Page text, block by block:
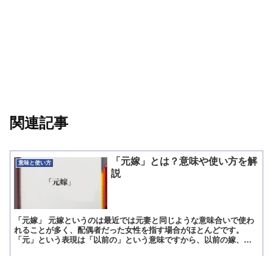
関連記事
意味と使い方
「元嫁」とは？意味や使い方を解
説
「元嫁」 元嫁というのは最近では元妻と同じような意味合いで使わ
れることが多く、配偶者だった女性を指す場合がほとんどです。
「元」という表現は「以前の」という意味ですから、以前の嫁、と